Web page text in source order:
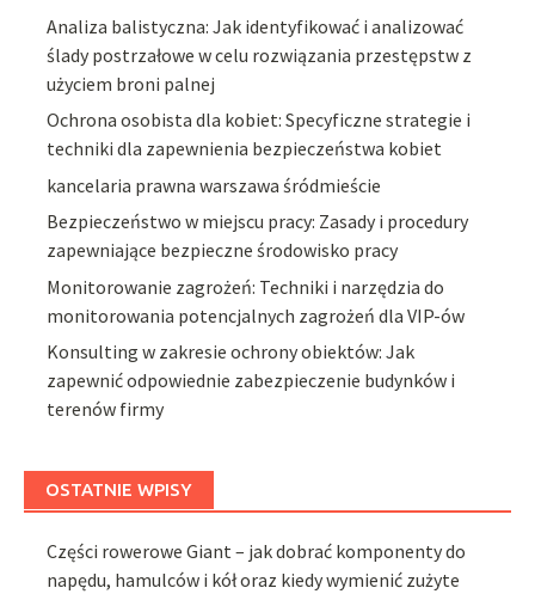
Analiza balistyczna: Jak identyfikować i analizować
ślady postrzałowe w celu rozwiązania przestępstw z
użyciem broni palnej
Ochrona osobista dla kobiet: Specyficzne strategie i
techniki dla zapewnienia bezpieczeństwa kobiet
kancelaria prawna warszawa śródmieście
Bezpieczeństwo w miejscu pracy: Zasady i procedury
zapewniające bezpieczne środowisko pracy
Monitorowanie zagrożeń: Techniki i narzędzia do
monitorowania potencjalnych zagrożeń dla VIP-ów
Konsulting w zakresie ochrony obiektów: Jak
zapewnić odpowiednie zabezpieczenie budynków i
terenów firmy
OSTATNIE WPISY
Części rowerowe Giant – jak dobrać komponenty do
napędu, hamulców i kół oraz kiedy wymienić zużyte